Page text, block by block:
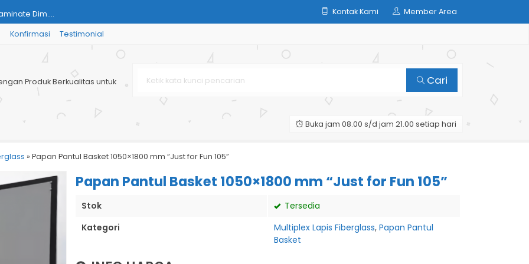
Dim....
±....
- Pa....
x 600 x ....
Table for....
Resin)....
Pada K....
Kontak Kami Member Area
Konfirmasi Testimonial
Produk Berkualitas untuk
Cari
Buka jam 08.00 s/d jam 21.00 setiap hari
» Papan Pantul Basket 1050×1800 mm “Just for Fun 105”
Papan Pantul Basket 1050×1800 mm “Just for Fun 105”
Stok
Tersedia
Kategori
Multiplex Lapis Fiberglass, Papan Pantul
Basket